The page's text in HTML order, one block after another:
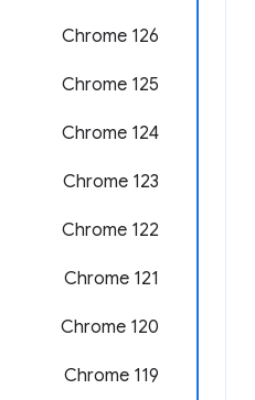
Chrome 126
‫Chrome 125
Chrome 124
Chrome 123
‫Chrome 122
Chrome 121
‫Chrome 120
‫Chrome 119